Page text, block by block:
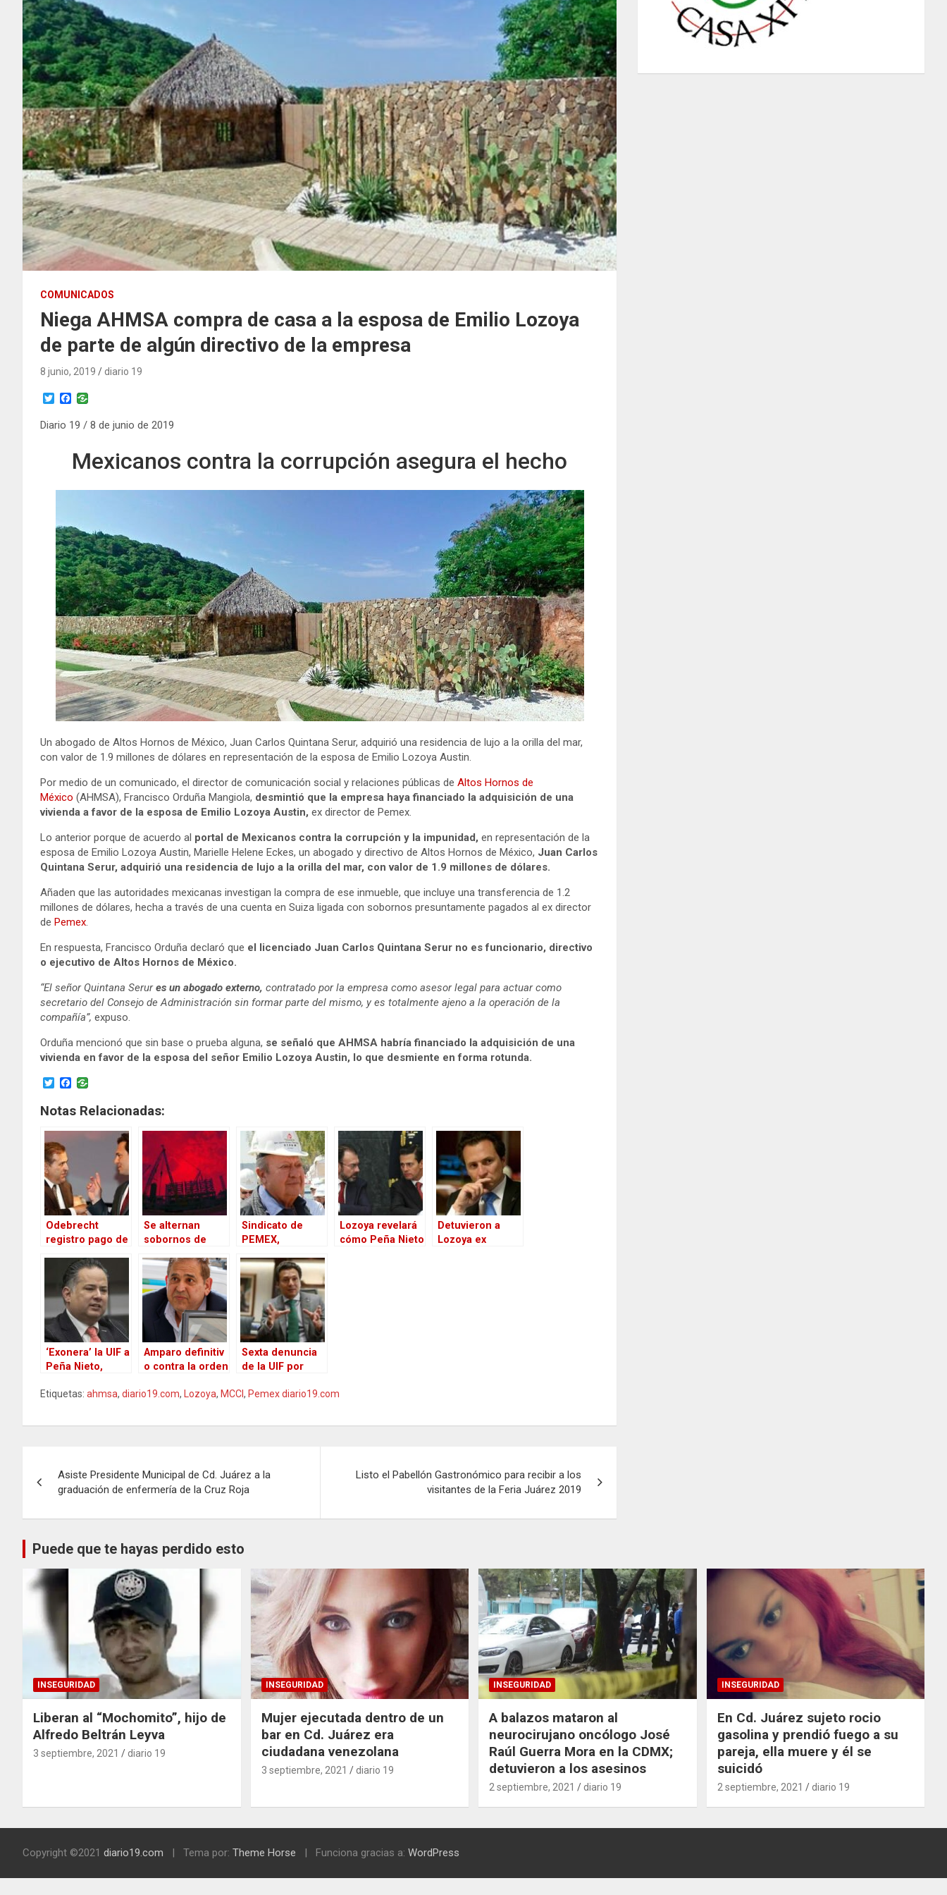
COMUNICADOS
Niega AHMSA compra de casa a la esposa de Emilio Lozoya
de parte de algún directivo de la empresa
8 junio, 2019 diario 19
T
i
t
F
c
e
o
o
Diario 19 / 8 de junio de 2019
Mexicanos contra la corrupción asegura el hecho
Un abogado de Altos Hornos de México, Juan Carlos Quintana Serur, adquirió una residencia de lujo a la orilla del mar,
con valor de 1.9 millones de dólares en representación de la esposa de Emilio Lozoya Austin.
Por medio de un comunicado, el director de comunicación social y relaciones públicas de Altos Hornos de
México (AHMSA), Francisco Orduña Mangiola, desmintió que la empresa haya financiado la adquisición de una
vivienda a favor de la esposa de Emilio Lozoya Austin, ex director de Pemex.
Lo anterior porque de acuerdo al portal de Mexicanos contra la corrupción y la impunidad, en representación de la
esposa de Emilio Lozoya Austin, Marielle Helene Eckes, un abogado y directivo de Altos Hornos de México, Juan Carlos
Quintana Serur, adquirió una residencia de lujo a la orilla del mar, con valor de 1.9 millones de dólares.
Añaden que las autoridades mexicanas investigan la compra de ese inmueble, que incluye una transferencia de 1.2
millones de dólares, hecha a través de una cuenta en Suiza ligada con sobornos presuntamente pagados al ex director
de Pemex
En respuesta, Francisco Orduña declaró que el licenciado Juan Carlos Quintana Serur no es funcionario, directivo
o ejecutivo de Altos Hornos de México.
“El señor Quintana Serures un abogado externo, contratado por la empresa como asesor legal para actuar como
secretario del Consejo de Administración sin formar parte del mismo, y es totalmente ajeno a la operación de la
compañía”, expuso.
Orduña mencionó que sin base o prueba alguna, se señaló que AHMSA habría financiado la adquisición de una
vivienda en favor de la esposa del señor Emilio Lozoya Austin, lo que desmiente en forma rotunda.
T
i
t
t
e
r
F
c
e
b
Notas Relacionadas:
Odebrecht
registro pago de
sistema de
sobornos
Se alternan
sobornos de
contrato
millonario en
PEMEX
Sindicato de
PEMEX,
transparentar
contratos; INAI le
ordenó, que en
máximo 15 días
hábiles los
publique en su
portal de
Internet
Lozoya revelará
cómo Peña Nieto
Detuvieron a
Lozoya ex
‘Exonera’ la UIF a
Peña Nieto,
investigación
apunta contra él,
Amparo definitiv
o contra la orden
de Alonso Ancira
Sexta denuncia
de la UIF por
contra de Emilio
exdirector de
Etiquetas: ahmsa, diario19.com, Lozoya, MCCI, Pemex diario19.com
de
entradas
Asiste Presidente Municipal de Cd. Juárez a la
graduación de enfermería de la Cruz Roja
Listo el Pabellón Gastronómico para recibir a los
visitantes de la Feria Juárez 2019
Puede que te hayas perdido esto
INSEGURIDAD
Liberan al “Mochomito”, hijo de
Alfredo Beltrán Leyva
3 septiembre, 2021 diario 19
INSEGURIDAD
Mujer ejecutada dentro de un
bar en Cd. Juárez era
ciudadana venezolana
3 septiembre, 2021 diario 19
INSEGURIDAD
A balazos mataron al
neurocirujano oncólogo José
Raúl Guerra Mora en la CDMX;
detuvieron a los asesinos
2 septiembre, 2021 diario 19
INSEGURIDAD
En Cd. Juárez sujeto rocio
gasolina y prendió fuego a su
pareja, ella muere y él se
suicidó
2 septiembre, 2021 diario 19
Copyright ©2021 diario19.com Tema por: Theme Horse Funciona gracias a: WordPress